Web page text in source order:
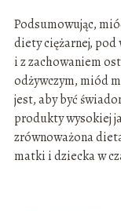
Podsumowując,
diety ciężarnej, pod
i z zachowaniem
odżywczym, miód
jest, aby być
produkty wysokiej
zrównoważona
matki i dziecka w